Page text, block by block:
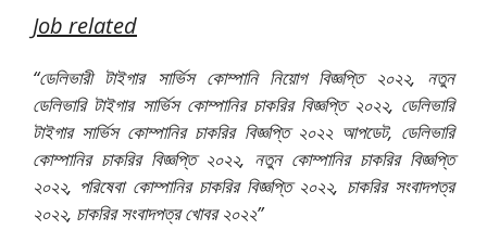
Job related
“ডেলিভারী টাইগার সার্ভিস কোম্পানি নিয়োগ বিজ্ঞপ্তি ২০২২, নতুন
ডেলিভারি টাইগার সার্ভিস কোম্পানির চাকরির বিজ্ঞপ্তি ২০২২, ডেলিভারি
টাইগার সার্ভিস কোম্পানির চাকরির বিজ্ঞপ্তি ২০২২ আপডেট, ডেলিভারি
কোম্পানির চাকরির বিজ্ঞপ্তি ২০২২, নতুন কোম্পানির চাকরির বিজ্ঞপ্তি
২০২২, পরিষেবা কোম্পানির চাকরির বিজ্ঞপ্তি ২০২২, চাকরির সংবাদপত্র
২০২২, চাকরির সংবাদপত্র খোবর ২০২২”